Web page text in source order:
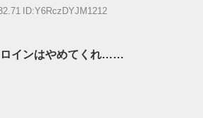
ID:Y6RczDYJM1212
インはやめてくれ……